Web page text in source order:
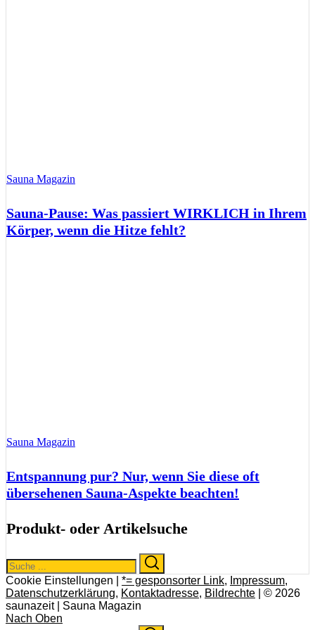
Sauna Magazin
Sauna-Pause: Was passiert WIRKLICH in Ihrem
Körper, wenn die Hitze fehlt?
Sauna Magazin
Entspannung pur? Nur, wenn Sie diese oft
übersehenen Sauna-Aspekte beachten!
Produkt- oder Artikelsuche
Search
for:
Cookie Einstellungen | *= gesponsorter Link, Impressum,
Datenschutzerklärung, Kontaktadresse, Bildrechte | © 2026
saunazeit | Sauna Magazin
Nach Oben